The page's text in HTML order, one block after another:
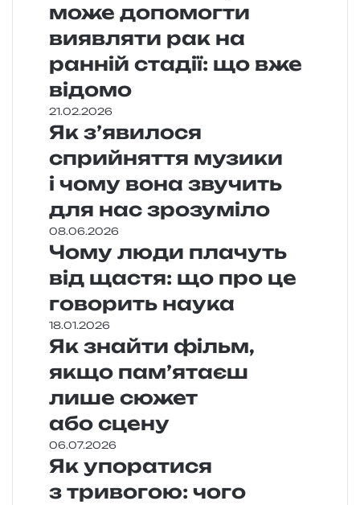
може допомогти
виявляти рак на
ранній стадії: що вже
відомо
21.02.2026
Як з’явилося
сприйняття музики
і чому вона звучить
для нас зрозуміло
08.06.2026
Чому люди плачуть
від щастя: що про це
говорить наука
18.01.2026
Як знайти фільм,
якщо пам’ятаєш
лише сюжет
або сцену
06.07.2026
Як упоратися
з тривогою: чого